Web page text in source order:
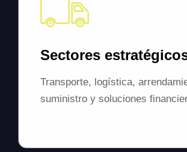
Sectores
Transporte, logística,
suministro y soluciones